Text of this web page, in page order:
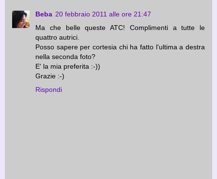
Beba 20 febbraio 2011 alle ore 21:47
Ma che belle queste ATC! Complimenti a tutte le
quattro autrici.
Posso sapere per cortesia chi ha fatto l'ultima a destra
nella seconda foto?
E' la mia preferita :-))
Grazie :-)
Rispondi